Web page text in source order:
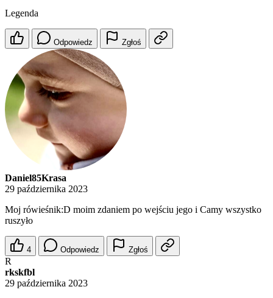
Legenda
Odpowiedz Zgłoś
Daniel85Krasa
29 października 2023
Moj rówieśnik:D moim zdaniem po wejściu jego i Camy wszystko
ruszyło
4 Odpowiedz Zgłoś
R
rkskfbl
29 października 2023